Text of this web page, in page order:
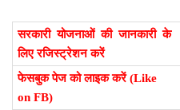
सरकारी योजनाओं की जानकारी के
लिए रजिस्ट्रेशन करें
फेसबुक पेज को लाइक करें (Like
on FB)